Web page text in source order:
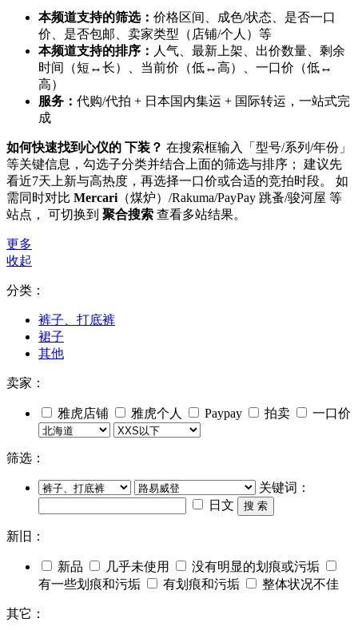
本频道支持的筛选： 价格区间、成色/状态、是否一口
价、是否包邮、卖家类型（店铺/个人）等
本频道支持的排序： 人气、最新上架、出价数量、剩余
时间（短↔长）、当前价（低↔高）、一口价（低↔
高）
服务： 代购/代拍 + 日本国内集运 + 国际转运，一站式完
成
如何快速找到心仪的 下装？ 在搜索框输入「型号/系列/年份」
等关键信息，勾选子分类并结合上面的筛选与排序； 建议先
看近7天上新与高热度，再选择一口价或合适的竞拍时段。 如
需同时对比 Mercari （煤炉）/Rakuma/PayPay 跳蚤/骏河屋 等
站点， 可切换到 聚合搜索 查看多站结果。
更多
收起
分类：
裤子、打底裤
裙子
其他
卖家：
雅虎店铺 雅虎个人 Paypay 拍卖 一口价
筛选：
关键词：
日文
搜 索
新旧：
新品 几乎未使用
没有明显的划痕或污垢
有一些划痕和污垢
有划痕和污垢 整体状况不佳
其它：